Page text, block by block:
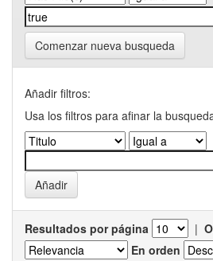
Comenzar nueva busqueda
Añadir filtros:
Usa los filtros para afinar la
Resultados por página |
En orden